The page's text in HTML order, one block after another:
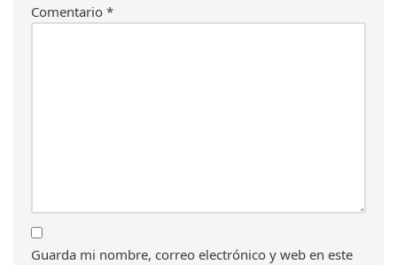
Comentario *
Guarda mi nombre, correo electrónico y web en este